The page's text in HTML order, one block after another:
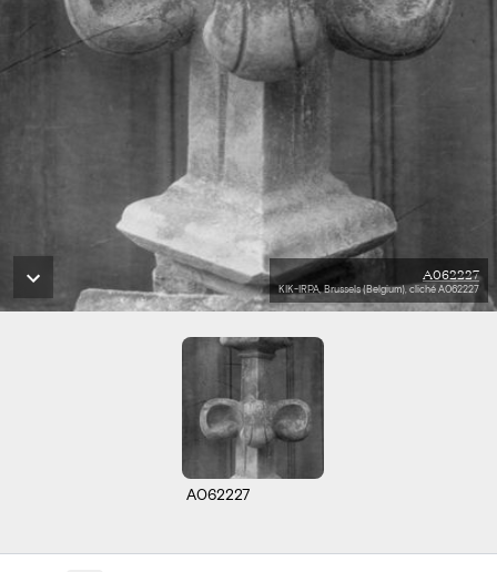
A062227
KIK-IRPA, Brussels (Belgium), cliché A062227
A062227